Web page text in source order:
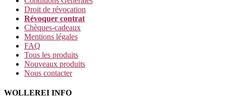
Droit de révocation
Révoquer contrat
Chèques-cadeaux
Mentions légales
FAQ
Tous les produits
Nouveaux produits
Nous contacter
WOLLEREI INFO